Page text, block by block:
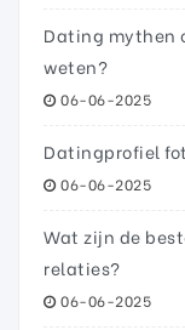
Dating mythen
weten?
06-06-2025
Datingprofiel
06-06-2025
Wat zijn de
relaties?
06-06-2025